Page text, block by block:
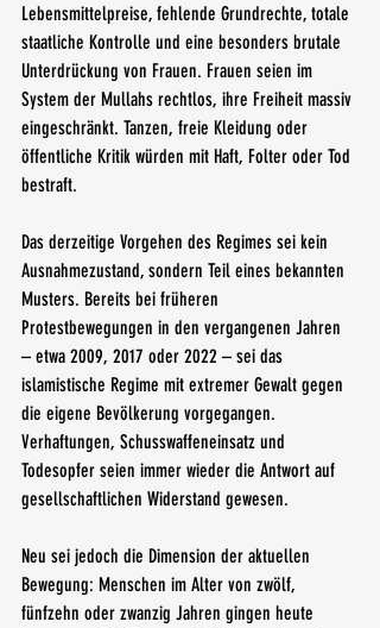
Lebensmittelpreise, fehlende Grundrechte, totale
staatliche Kontrolle und eine besonders brutale
Unterdrückung von Frauen. Frauen seien im
System der Mullahs rechtlos, ihre Freiheit massiv
eingeschränkt. Tanzen, freie Kleidung oder
öffentliche Kritik würden mit Haft, Folter oder Tod
bestraft.
Das derzeitige Vorgehen des Regimes sei kein
Ausnahmezustand, sondern Teil eines bekannten
Musters. Bereits bei früheren
Protestbewegungen in den vergangenen Jahren
– etwa 2009, 2017 oder 2022 – sei das
islamistische Regime mit extremer Gewalt gegen
die eigene Bevölkerung vorgegangen.
Verhaftungen, Schusswaffeneinsatz und
Todesopfer seien immer wieder die Antwort auf
gesellschaftlichen Widerstand gewesen.
Neu sei jedoch die Dimension der aktuellen
Bewegung: Menschen im Alter von zwölf,
fünfzehn oder zwanzig Jahren gingen heute